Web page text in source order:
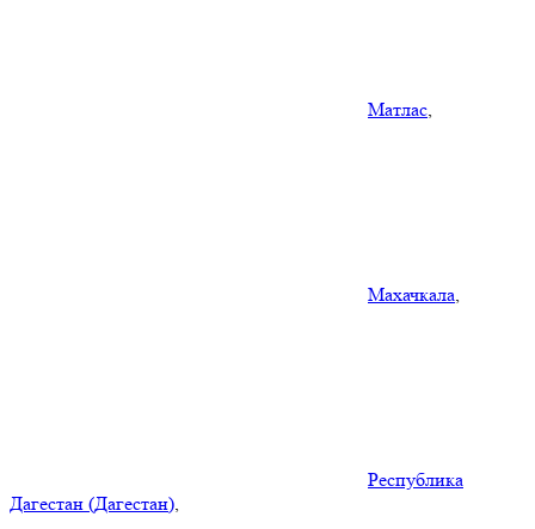
Матлас,
Махачкала,
Республика
Дагестан (Дагестан),